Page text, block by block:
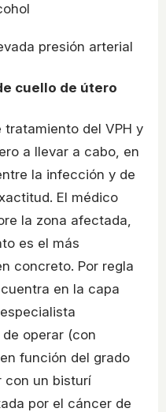
presión arterial
cuello de útero
del VPH y
a llevar a cabo, en
la infección y de
El médico
la zona afectada,
es el más
concreto. Por regla
en la capa
operar (con
función del grado
con un bisturí
por el cáncer de